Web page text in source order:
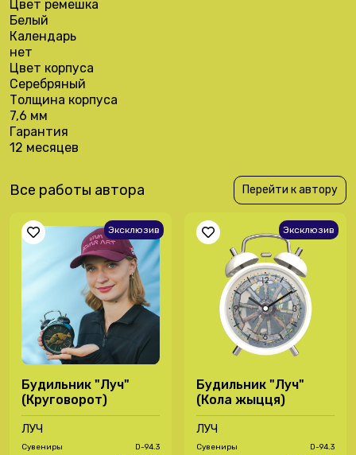
Цвет ремешка
Белый
Календарь
нет
Цвет корпуса
Серебряный
Толщина корпуса
7,6 мм
Гарантия
12 месяцев
Все работы автора Перейти к автору
Эксклюзив
Будильник "Луч"
(Круговорот)
ЛУЧ
Сувениры D-94.3
Эксклюзив
Будильник "Луч"
(Кола жыцця)
ЛУЧ
Сувениры D-94.3